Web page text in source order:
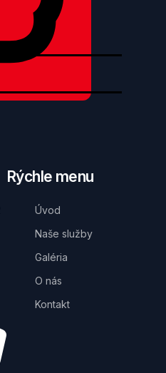
Rýchle menu
Úvod
Naše služby
Galéria
O nás
Kontakt